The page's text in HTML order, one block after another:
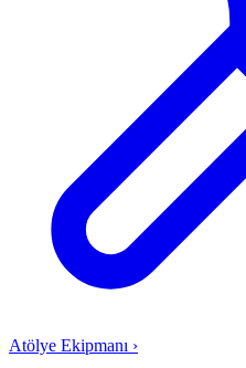
Atölye Ekipmanı ›